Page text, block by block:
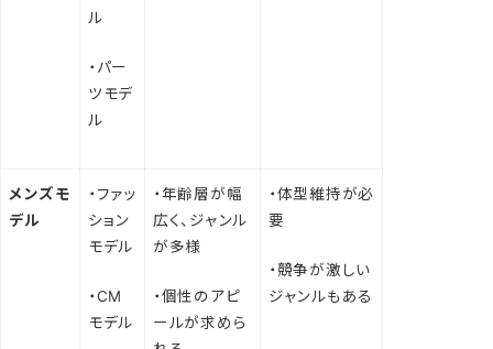
ル
・パー
ツモデ
ル
メンズモ
デル
・ファッ
ション
モデル
・CM
モデル
・年齢層が幅
広く、ジャンル
が多様
・個性のアピ
ールが求めら
・体型維持が必
要
・競争が激しい
ジャンルもある